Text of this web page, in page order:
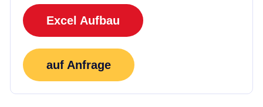
Excel Aufbau
auf Anfrage